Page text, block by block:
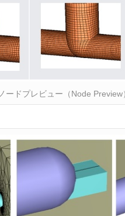
ドプレビュー（Node Preview